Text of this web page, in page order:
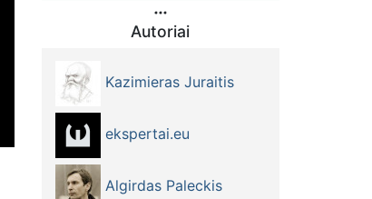
Autoriai
Kazimieras Juraitis
ekspertai.eu
Algirdas Paleckis